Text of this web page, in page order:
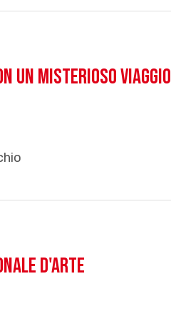
un misterioso viaggio
d'Arte